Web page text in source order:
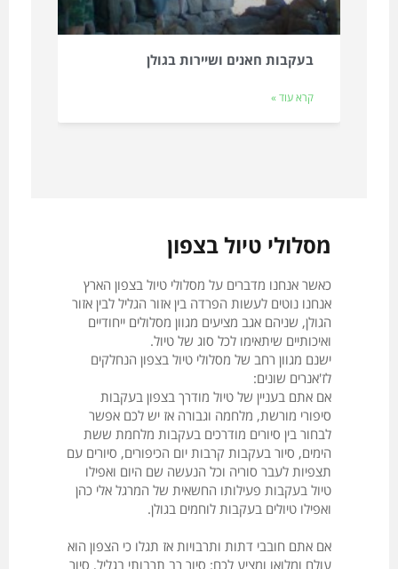
בעקבות חאנים ושיירות בגולן
קרא עוד »
מסלולי טיול בצפון
כאשר אנחנו מדברים על מסלולי טיול בצפון הארץ
אנחנו נוטים לעשות הפרדה בין אזור הגליל לבין אזור
הגולן, שניהם אגב מציעים מגוון מסלולים ייחודיים
ואיכותיים שיתאימו לכל סוג של טיול.
ישנם מגוון רחב של מסלולי טיול בצפון הנחלקים
לז'אנרים שונים:
אם אתם בעניין של טיול מודרך בצפון בעקבות
סיפורי מורשת, מלחמה וגבורה אז יש לכם אפשר
לבחור בין סיורים מודרכים בעקבות מלחמת ששת
הימים, סיור בעקבות קרבות יום הכיפורים, סיורים עם
תצפיות לעבר סוריה וכל הנעשה שם היום ואפילו
טיול בעקבות פעילותו החשאית של המרגל אלי כהן
ואפילו טיולים בעקבות לוחמים בגולן.
אם אתם חובבי דתות ותרבויות אז תגלו כי הצפון הוא
עולם ומלואו ומציע לכם: סיור רב תרבותי בגליל, סיור